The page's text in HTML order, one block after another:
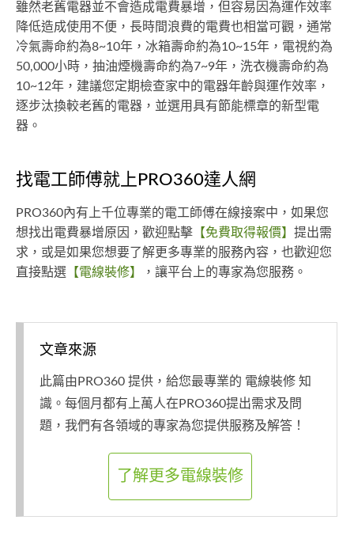
雖然老舊電器並不會造成電費暴增，但容易因為運作效率
降低造成使用不便，長時間浪費的電費也相當可觀，通常
冷氣壽命約為8~10年，冰箱壽命約為10~15年，電視約為
50,000小時，抽油煙機壽命約為7~9年，洗衣機壽命約為
10~12年，建議您定期檢查家中的電器年齡與運作效率，
逐步汰換較老舊的電器，並選用具有節能標章的新型電
器。
找電工師傅就上PRO360達人網
PRO360內有上千位專業的電工師傅在線接案中，如果您
想找出電費暴增原因，歡迎點擊 【免費取得報價】 提出需
求，或是如果您想要了解更多專業的服務內容，也歡迎您
直接點選 【電線裝修】 ，讓平台上的專家為您服務。
文章來源
此篇由PRO360 提供，給您最專業的 電線裝修 知
識。每個月都有上萬人在PRO360提出需求及問
題，我們有各領域的專家為您提供服務及解答！
了解更多電線裝修